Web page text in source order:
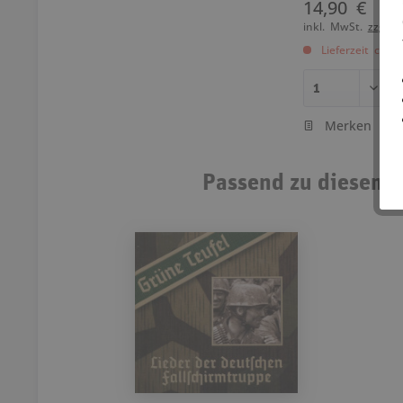
14,90 €
inkl. MwSt. zzgl.
Lieferzeit ca. 5
Merken
Passend zu diesem